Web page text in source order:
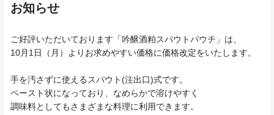
お知らせ
ご好評いただいております「吟醸酒粕スパウトパウチ」は、
10月1日（月）よりお求めやすい価格に価格改定をいたします。
手を汚さずに使えるスパウト(注出口)式です。
ペースト状になっており、なめらかで溶けやすく
調味料としてもさまざまな料理に利用できます。